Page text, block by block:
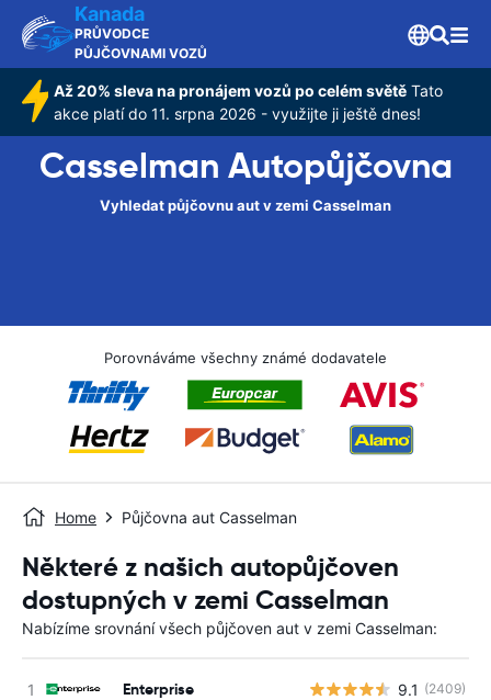
Kanada
PRŮVODCE
PŮJČOVNAMI VOZŮ
Až 20% sleva na pronájem vozů po celém světě Tato
akce platí do 11. srpna 2026 - využijte ji ještě dnes!
Casselman Autopůjčovna
Vyhledat půjčovnu aut v zemi Casselman
Porovnáváme všechny známé dodavatele
Home Půjčovna aut Casselman
Některé z našich autopůjčoven
dostupných v zemi Casselman
Nabízíme srovnání všech půjčoven aut v zemi Casselman:
Enterprise 9.1 (2409)